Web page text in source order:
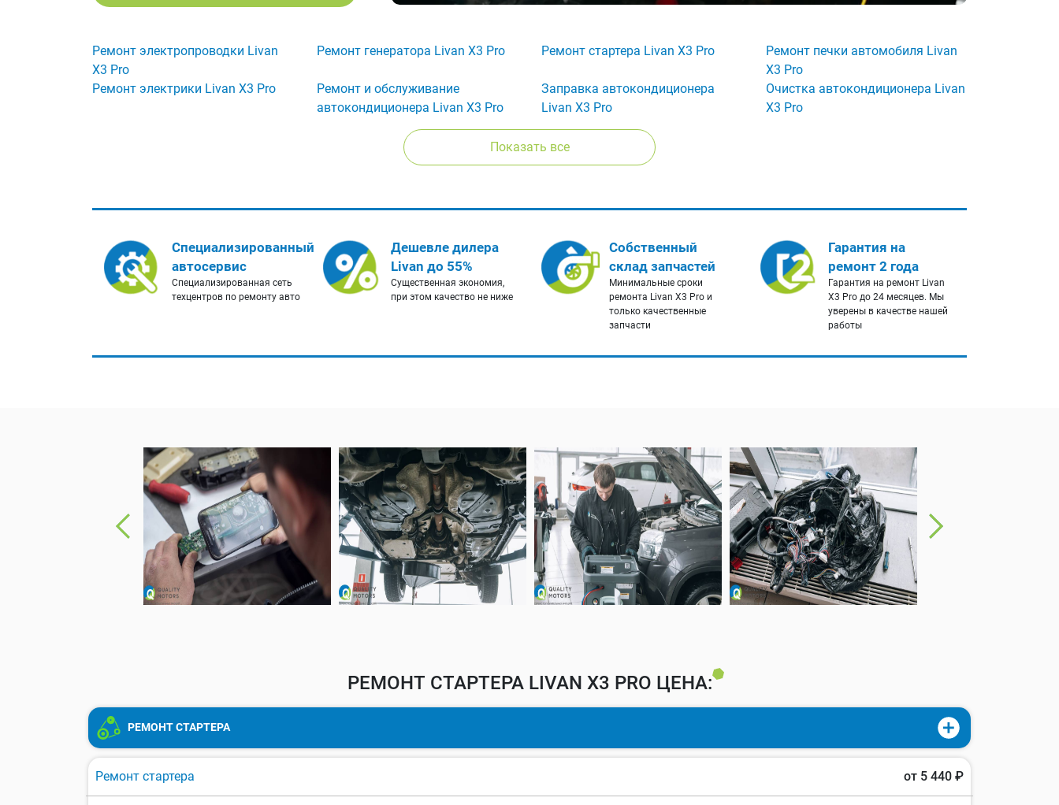
Ремонт электропроводки Livan
X3 Pro
Ремонт генератора Livan X3 Pro Ремонт стартера Livan X3 Pro
Ремонт печки автомобиля Livan
X3 Pro
Ремонт электрики Livan X3 Pro
Ремонт и обслуживание
автокондиционера Livan X3 Pro
Заправка автокондиционера
Livan X3 Pro
Очистка автокондиционера Livan
X3 Pro
Показать все
Специализированный
автосервис
Специализированная сеть
техцентров по ремонту авто
Дешевле дилера
Livan до 55%
Существенная экономия,
при этом качество не ниже
Собственный
склад запчастей
Минимальные сроки
ремонта Livan X3 Pro и
только качественные
запчасти
Гарантия на
ремонт 2 года
Гарантия на ремонт Livan
X3 Pro до 24 месяцев. Мы
уверены в качестве нашей
работы
РЕМОНТ СТАРТЕРА LIVAN X3 PRO ЦЕНА:
РЕМОНТ СТАРТЕРА
Ремонт стартера от 5 440 ₽